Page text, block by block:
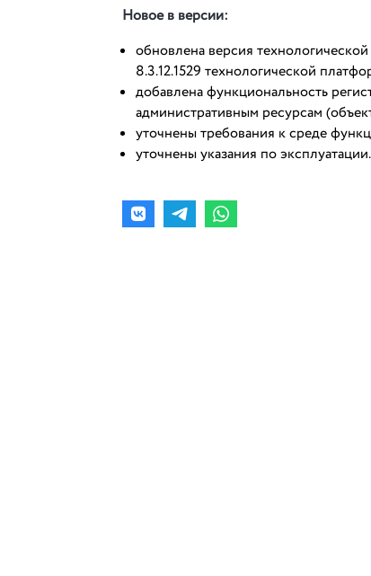
Новое в версии:
обновлена версия
8.3.12.1529 технологической
добавлена функциональность
административным ресурсам
уточнены требования к среде
уточнены указания по эксплуатации.